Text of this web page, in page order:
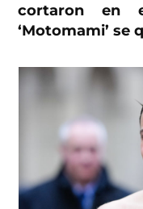
cortaron en
‘Motomami’ se